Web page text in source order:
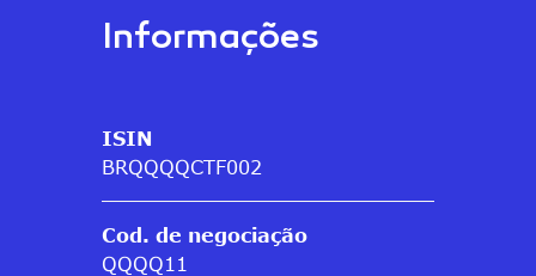
Informações
ISIN
BRQQQQCTF002
Cod. de negociação
QQQQ11